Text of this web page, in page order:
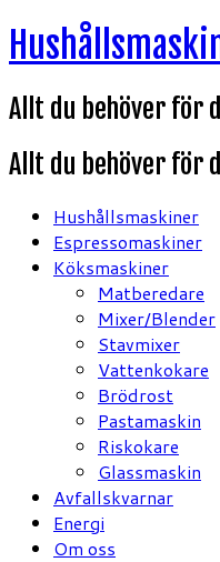
Hoppa
till
Allt du behöver för
Allt du behöver för
Hushållsmaskiner
Espressomaskiner
Köksmaskiner
Matberedare
Mixer/Blender
Stavmixer
Vattenkokare
Brödrost
Pastamaskin
Riskokare
Glassmaskin
Avfallskvarnar
Energi
Om oss